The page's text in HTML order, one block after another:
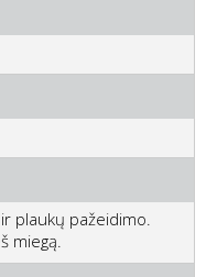
plaukų pažeidimo.
miegą.